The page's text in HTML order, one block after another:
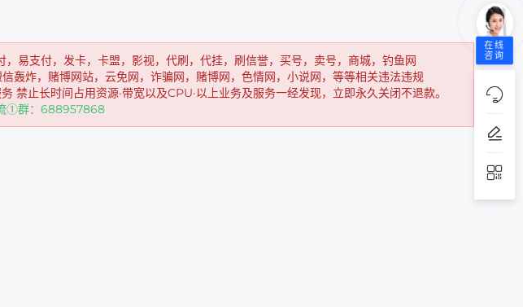
易支付，发卡，卡盟，影视，代刷，代挂，刷信誉，买号，卖号，商城，钓鱼网
轰炸，赌博网站，云免网，诈骗网，赌博网，色情网，小说网，等等相关违法违规
止长时间占用资源·带宽以及CPU·以上业务及服务一经发现，立即永久关闭不退款。
群：688957868
在线
咨询